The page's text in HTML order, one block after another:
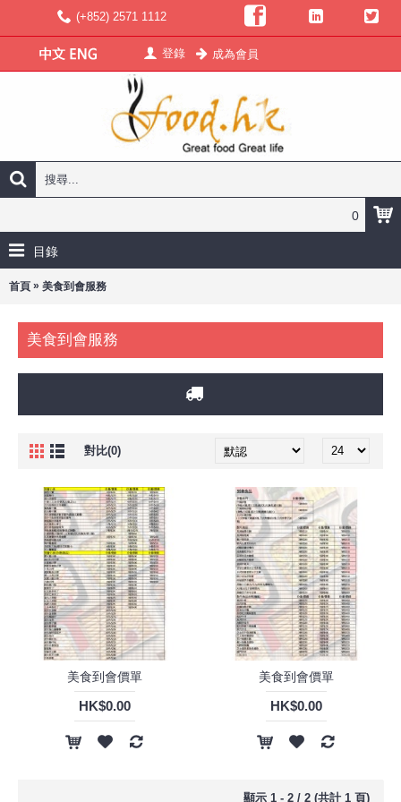
(+852) 2571 1112
登錄 成為會員
0
目錄
首頁 » 美食到會服務
美食到會服務
對比(0)
美食到會價單
HK$0.00
美食到會價單
HK$0.00
顯示 1 - 2 / 2 (共計 1 頁)